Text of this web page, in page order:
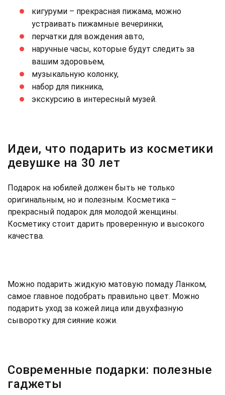
кигуруми – прекрасная пижама, можно
устраивать пижамные вечеринки,
перчатки для вождения авто,
наручные часы, которые будут следить за
вашим здоровьем,
музыкальную колонку,
набор для пикника,
экскурсию в интересный музей.
Идеи, что подарить из косметики
девушке на 30 лет
Подарок на юбилей должен быть не только
оригинальным, но и полезным. Косметика –
прекрасный подарок для молодой женщины.
Косметику стоит дарить проверенную и высокого
качества.
Можно подарить жидкую матовую помаду Ланком,
самое главное подобрать правильно цвет. Можно
подарить уход за кожей лица или двухфазную
сыворотку для сияние кожи.
Современные подарки: полезные
гаджеты